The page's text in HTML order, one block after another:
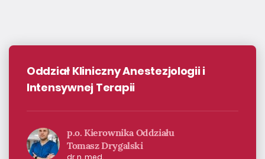
Oddział Kliniczny Anestezjologii i
Intensywnej Terapii
p.o. Kierownika Oddziału
Tomasz Drygalski